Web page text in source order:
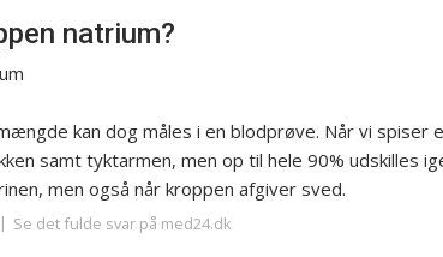
natrium?
kan dog måles i en blodprøve. Når vi spiser
samt tyktarmen, men op til hele 90% udskilles
men også når kroppen afgiver sved.
Se det fulde svar på med24.dk